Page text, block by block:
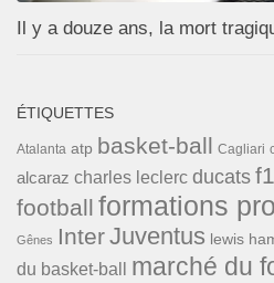
Il y a douze ans, la mort
ÉTIQUETTES
Atalanta atp basket-ball Cagliari
alcaraz charles leclerc ducats f1
football formations
Gênes InterJuventus lewis
du basket-ball
marché du